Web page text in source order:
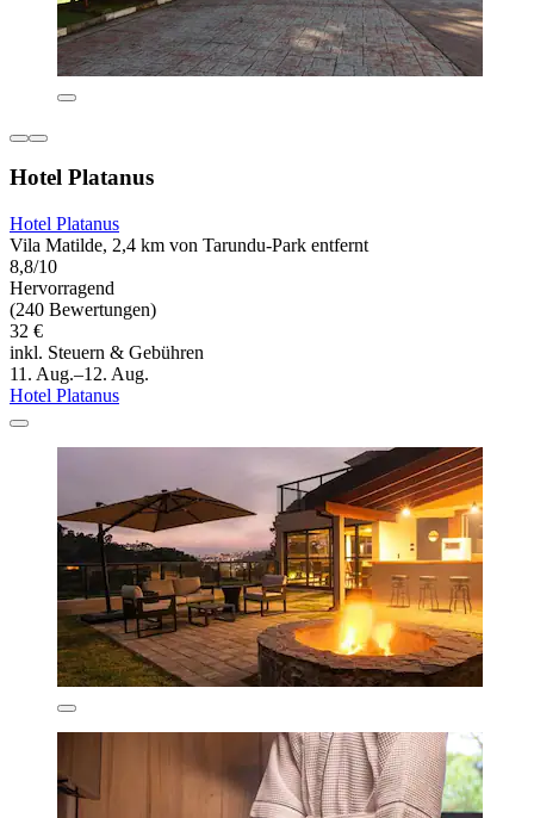
Hotel Platanus
Hotel Platanus
Vila Matilde, 2,4 km von Tarundu-Park entfernt
8,8/10
Hervorragend
(240 Bewertungen)
32 €
inkl. Steuern & Gebühren
11. Aug.–12. Aug.
Hotel Platanus